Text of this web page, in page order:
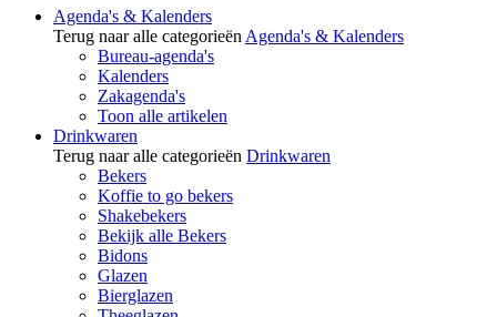
Agenda's & Kalenders
Terug naar alle categorieën Agenda's & Kalenders
Bureau-agenda's
Kalenders
Zakagenda's
Toon alle artikelen
Drinkwaren
Terug naar alle categorieën Drinkwaren
Bekers
Koffie to go bekers
Shakebekers
Bekijk alle Bekers
Bidons
Glazen
Bierglazen